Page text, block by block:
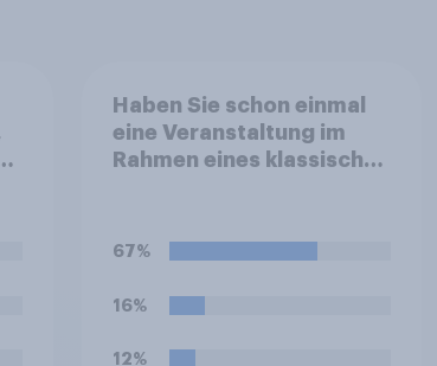
Haben Sie schon einmal
eine Veranstaltung im
Rahmen eines klassischen
Salzburger Festspielen,
Festspielen, den BBC
Festival?
67%
16%
12%